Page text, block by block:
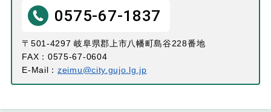
0575-67-1837
〒501-4297 岐阜県郡上市八幡町島谷228番地
FAX：0575-67-0604
E-Mail：zeimu@city.gujo.lg.jp